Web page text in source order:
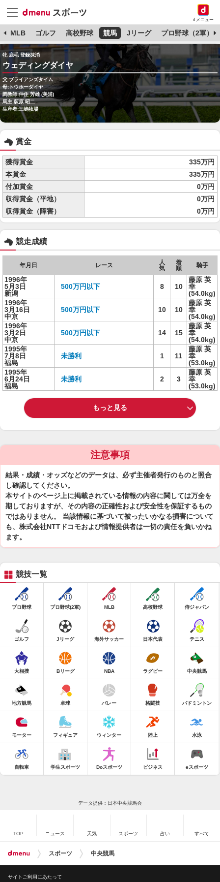
dメニュー
MLB ゴルフ 高校野球 競馬 Jリーグ プロ野球（2軍）
牝 鹿毛 登録抹消
ウェディングダイヤ
父:ブライアンズタイム
母:トウホーダイヤ
調教師:仲住 芳雄 (美浦)
馬主:荻原 昭二
生産者:三嶋牧場
賞金
獲得賞金
335万円
本賞金
335万円
付加賞金
0万円
収得賞金（平地）
0万円
収得賞金（障害）
0万円
競走成績
年月日 レース
人
気
着
順
騎手
1996年
5月3日
新潟
500万円以下 8 10
藤原 英
幸
(54.0kg)
1996年
3月16日
中京
500万円以下 10 10
藤原 英
幸
(54.0kg)
1996年
3月2日
中京
500万円以下 14 15
藤原 英
幸
(54.0kg)
1995年
7月8日
福島
未勝利 1 11
藤原 英
幸
(53.0kg)
1995年
6月24日
福島
未勝利 2 3
藤原 英
幸
(53.0kg)
もっと見る
注意事項
結果・成績・オッズなどのデータは、必ず主催者発行のものと照合
し確認してください。
本サイトのページ上に掲載されている情報の内容に関しては万全を
期しておりますが、その内容の正確性および安全性を保証するもの
ではありません。 当該情報に基づいて被ったいかなる損害について
も、株式会社NTTドコモおよび情報提供者は一切の責任を負いかね
ます。
競技一覧
プロ野球 プロ野球(2軍) MLB 高校野球 侍ジャパン
ゴルフ Jリーグ 海外サッカー 日本代表 テニス
大相撲 Bリーグ NBA ラグビー 中央競馬
地方競馬 卓球 バレー 格闘技 バドミントン
モーター フィギュア ウィンター 陸上 水泳
自転車 学生スポーツ Doスポーツ ビジネス eスポーツ
データ提供：日本中央競馬会
TOP ニュース 天気 スポーツ 占い すべて
スポーツ 中央競馬
サイトご利用にあたって